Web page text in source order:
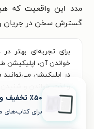
مدد این واقعیت که
گسترش سخن در جریان
برای تجربه‌ای بهتر
خواندن آن، اپلیکیشن
در اپلیکیشن
و لذت خواندن و
کنید. علاوه‌بر
صوتی و الکترونیکی با
فراهم است.
٪۵۰ تخفیف ویژۀ اولین خرید
برای کتاب‌های